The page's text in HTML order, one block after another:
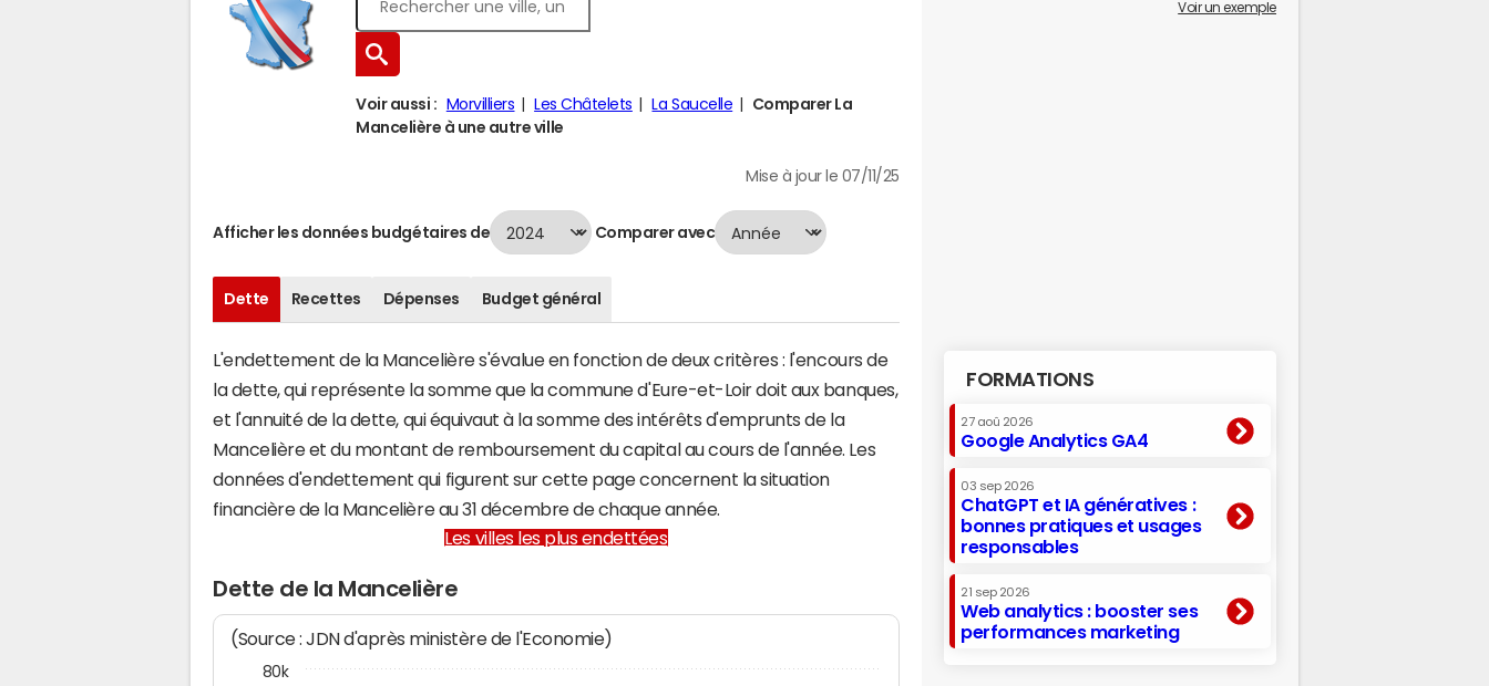
Voir aussi : Morvilliers Les Châtelets La Saucelle
Comparer La
Mancelière à une autre ville
Mise à jour le 07/11/25
Afficher les données budgétaires de Comparer avec
Dette Recettes Dépenses Budget général
L'endettement de la Mancelière s'évalue en fonction de deux critères : l'encours de
la dette, qui représente la somme que la commune d'Eure-et-Loir doit aux banques,
et l'annuité de la dette, qui équivaut à la somme des intérêts d'emprunts de la
Mancelière et du montant de remboursement du capital au cours de l'année. Les
données d'endettement qui figurent sur cette page concernent la situation
financière de la Mancelière au 31 décembre de chaque année.
Les villes les plus endettées
Dette de la Mancelière
(Source : JDN d'après ministère de l'Economie)
80k
Voir un exemple
FORMATIONS
27 aoû 2026
Google Analytics GA4
03 sep 2026
ChatGPT et IA génératives :
bonnes pratiques et usages
responsables
21 sep 2026
Web analytics : booster ses
performances marketing